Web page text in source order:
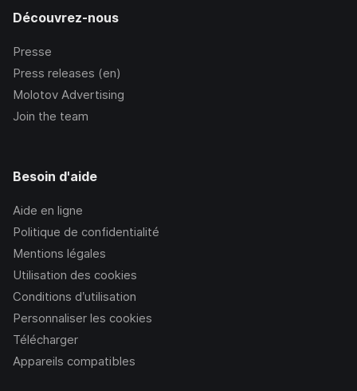
Découvrez-nous
Presse
Press releases (en)
Molotov Advertising
Join the team
Besoin d'aide
Aide en ligne
Politique de confidentialité
Mentions légales
Utilisation des cookies
Conditions d’utilisation
Personnaliser les cookies
Télécharger
Appareils compatibles